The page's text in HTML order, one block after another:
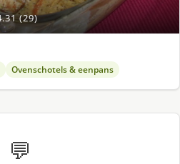
(29)
Ovenschotels & eenpans
💬